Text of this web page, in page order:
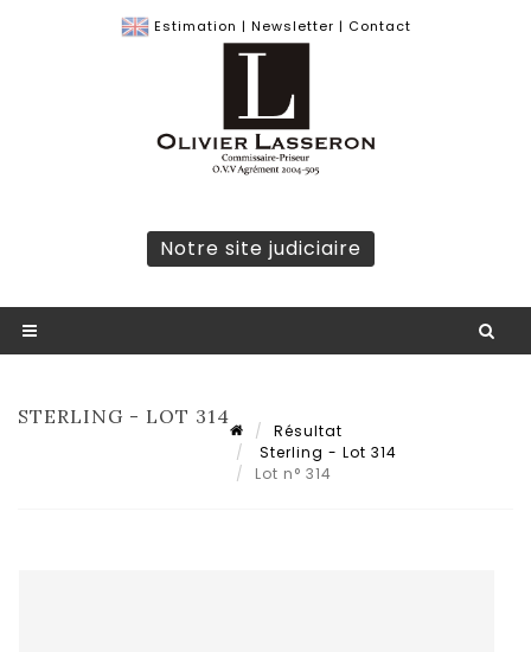
Estimation | Newsletter | Contact
Notre site judiciaire
STERLING - LOT 314
Résultat
Sterling - Lot 314
Lot n° 314